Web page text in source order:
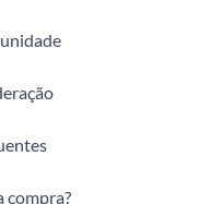
compra?